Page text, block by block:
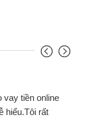
vay tiền online
hiểu.Tôi rất